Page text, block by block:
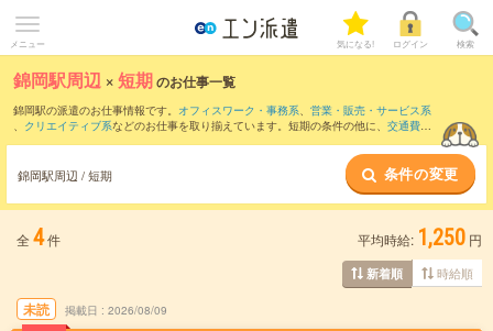
メニュー 気になる! ログイン 検索
錦岡駅周辺 ×短期のお仕事一覧
錦岡駅の派遣のお仕事情報です。 オフィスワーク・事務系、 営業・販売・サービス系
、 クリエイティブ系などのお仕事を取り揃えています。短期の条件の他に、 交通費別
錦岡駅周辺 / 短期 条件の変更
全 4件 平均時給: 1,250 円
新着順 時給順
未読 掲載日 2026/08/09